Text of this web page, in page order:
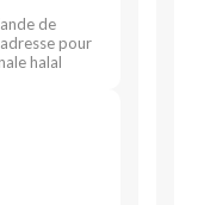
de
pour
halal